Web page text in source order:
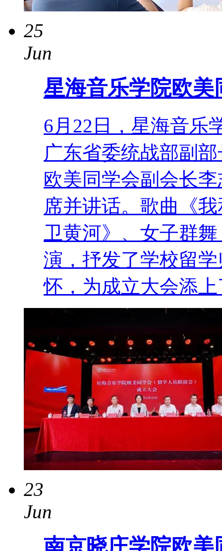
25
Jun
星海音乐学院欧美
6月22日，星海音乐
广东省委统战部副
欧美同学会副会长
席并讲话。歌曲《
卫黄河》、女子群
演，抒发了学校留
怀，为成立大会添
23
Jun